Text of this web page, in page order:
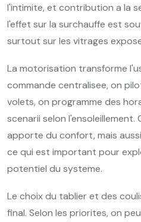
l'intimite, et contribution a la
l'effet sur la surchauffe est
surtout sur les vitrages
La motorisation transforme
commande centralisee, on
volets, on programme des
scenarii selon
apporte du confort, mais
ce qui est important pour
potentiel du systeme.
Le choix du tablier et des
final. Selon les priorites, on